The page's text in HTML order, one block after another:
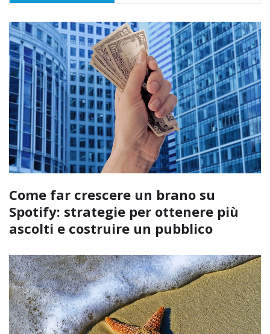
Come far crescere un brano su
Spotify: strategie per ottenere più
ascolti e costruire un pubblico